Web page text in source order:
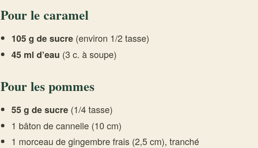
Pour le caramel
105 g de sucre(environ 1/2 tasse)
45 ml d’eau (3 c. à soupe)
Pour les pommes
55 g de sucre(1/4 tasse)
1 bâton de cannelle (10 cm)
1 morceau de gingembre frais (2,5 cm), tranché